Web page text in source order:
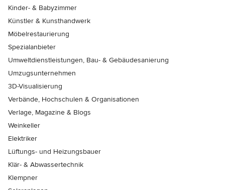
Kinder- & Babyzimmer
Künstler & Kunsthandwerk
Möbelrestaurierung
Spezialanbieter
Umweltdienstleistungen, Bau- & Gebäudesanierung
Umzugsunternehmen
3D-Visualisierung
Verbände, Hochschulen & Organisationen
Verlage, Magazine & Blogs
Weinkeller
Elektriker
Lüftungs- und Heizungsbauer
Klär- & Abwassertechnik
Klempner